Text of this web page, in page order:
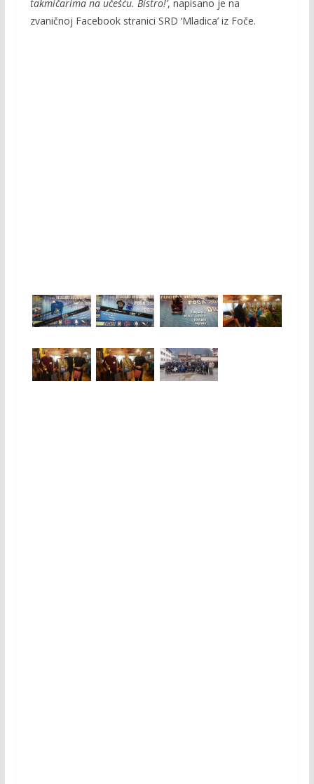
takmičarima na učešću. Bistro!’, napisano je na
zvaničnoj Facebook stranici SRD ‘Mladica’ iz Foče.